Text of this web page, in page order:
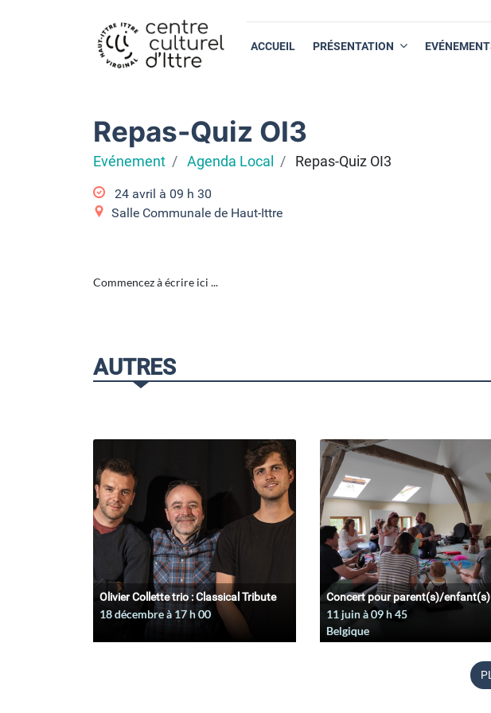
ACCUEIL PRÉSENTATION
Repas-Quiz OI3
Evénement Agenda Local Repas-Quiz OI3
24 avril à 09 h 30
Salle Communale de Haut-Ittre
Commencez à écrire ici ...
AUTRES
Olivier Collette trio : Classical Tribute
18 décembre à 17 h 00
Concert pour parent(s)/enfant(s)
11 juin à 09 h 45
Belgique